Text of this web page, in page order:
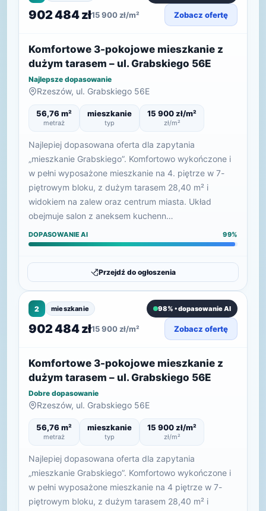
902 484 zł15 900 zł/m² Zobacz ofertę
Komfortowe 3-pokojowe mieszkanie z
dużym tarasem – ul. Grabskiego 56E
Najlepsze dopasowanie
Rzeszów, ul. Grabskiego 56E
56,76 m²
metraż
mieszkanie
typ
15 900 zł/m²
zł/m²
Najlepiej dopasowana oferta dla zapytania
„mieszkanie Grabskiego”. Komfortowo wykończone i
w pełni wyposażone mieszkanie na 4. piętrze w 7-
piętrowym bloku, z dużym tarasem 28,40 m² i
widokiem na zalew oraz centrum miasta. Układ
obejmuje salon z aneksem kuchenn…
DOPASOWANIE AI 99%
Przejdź do ogłoszenia
2 mieszkanie 98% • dopasowanie AI
902 484 zł15 900 zł/m² Zobacz ofertę
Komfortowe 3-pokojowe mieszkanie z
dużym tarasem – ul. Grabskiego 56E
Dobre dopasowanie
Rzeszów, ul. Grabskiego 56E
56,76 m²
metraż
mieszkanie
typ
15 900 zł/m²
zł/m²
Najlepiej dopasowana oferta dla zapytania
„mieszkanie Grabskiego”. Komfortowo wykończone i
w pełni wyposażone mieszkanie na 4 piętrze w 7-
piętrowym bloku, z dużym tarasem 28,40 m² i